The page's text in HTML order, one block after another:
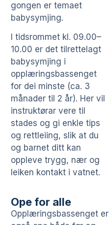
gongen er temaet
babysymjing.
I tidsrommet kl. 09.00–
10.00 er det tilrettelagt
babysymjing i
opplæringsbassenget
for dei minste (ca. 3
månader til 2 år). Her vil
instruktørar vere til
stades og gi enkle tips
og rettleiing, slik at du
og barnet ditt kan
oppleve trygg, nær og
leiken kontakt i vatnet.
Ope for alle
Opplæringsbassenget er